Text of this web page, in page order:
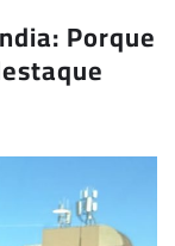
Porque